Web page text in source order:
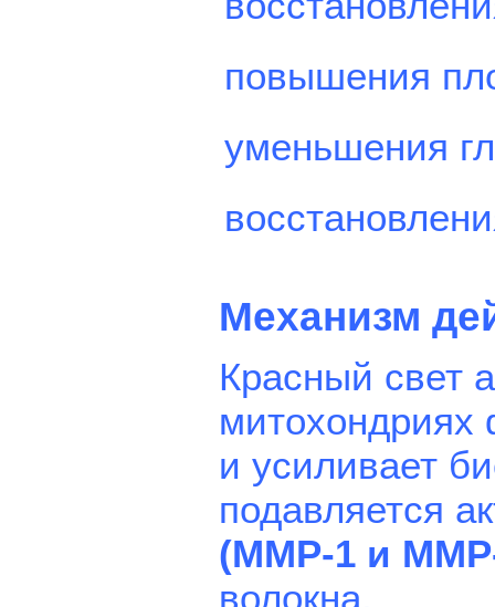
повышения
уменьшения
Механизм
Красный свет
митохондриях
и усиливает
подавляется
(MMP-1 и
волокна.